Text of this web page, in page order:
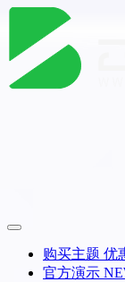
购买主题 优
官方演示